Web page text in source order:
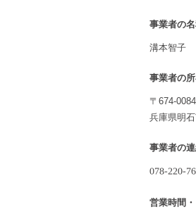
事業者の
溝本智子
事業者の
〒674-0084
兵庫県明
事業者の
営業時間